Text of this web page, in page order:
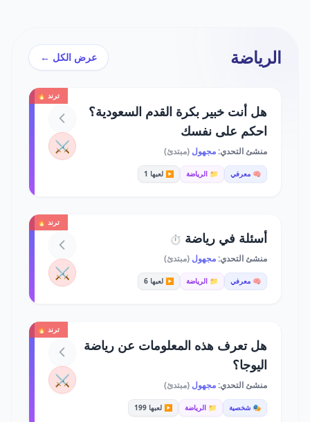
الرياضة عرض الكل ←
ترند 🔥
هل أنت خبير بكرة القدم السعودية؟
احكم على نفسك
منشئ التحدي:مجهول (مبتدئ)
🧠 معرفي 📁 الرياضة ▶️ لعبها 1
⚔️
ترند 🔥
أسئلة في رياضة ⏱️
منشئ التحدي:مجهول (مبتدئ)
🧠 معرفي 📁 الرياضة ▶️ لعبها 6 ⚔️
ترند 🔥
هل تعرف هذه المعلومات عن رياضة
اليوجا؟
منشئ التحدي:مجهول (مبتدئ)
🎭 شخصية 📁 الرياضة ▶️ لعبها 199
⚔️